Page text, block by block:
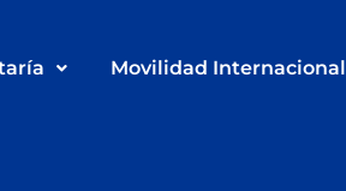
Movilidad Internacional